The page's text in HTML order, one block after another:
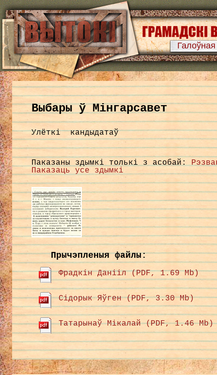
Галоўная
Выбары ў Мінгарсавет
Улёткі кандыдатаў
Паказаны здымкі толькі з асобай:
Паказаць усе здымкі
Прычэпленыя файлы:
Фрадкін Данііл (PDF, 1.69 Mb)
Сідорык Яўген (PDF, 3.30 Mb)
Татарынаў Мікалай (PDF, 1.46 Mb)